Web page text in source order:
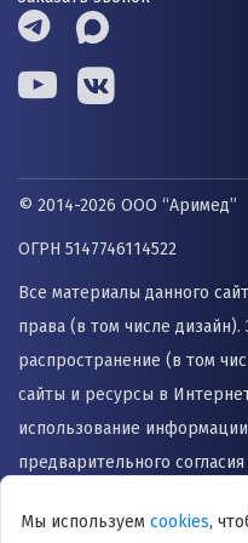
© 2014-2026 ООО “Аримед”
ОГРН 5147746114522
Все материалы данного
права (в том числе
распространение (в том
сайты и ресурсы в
использование
предварительного
может быть использована
Мы используем cookies,